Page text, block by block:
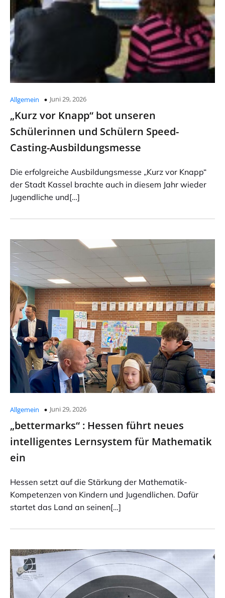
Allgemein Juni 29, 2026
„Kurz vor Knapp“ bot unseren
Schülerinnen und Schülern Speed-
Casting-Ausbildungsmesse
Die erfolgreiche Ausbildungsmesse „Kurz vor Knapp“
der Stadt Kassel brachte auch in diesem Jahr wieder
Jugendliche und[…]
Allgemein Juni 29, 2026
„bettermarks“ : Hessen führt neues
intelligentes Lernsystem für Mathematik
ein
Hessen setzt auf die Stärkung der Mathematik-
Kompetenzen von Kindern und Jugendlichen. Dafür
startet das Land an seinen[…]